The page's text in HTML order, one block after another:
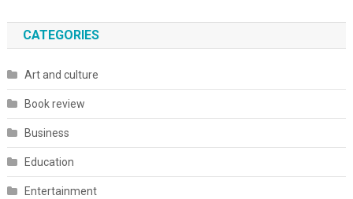
CATEGORIES
Art and culture
Book review
Business
Education
Entertainment